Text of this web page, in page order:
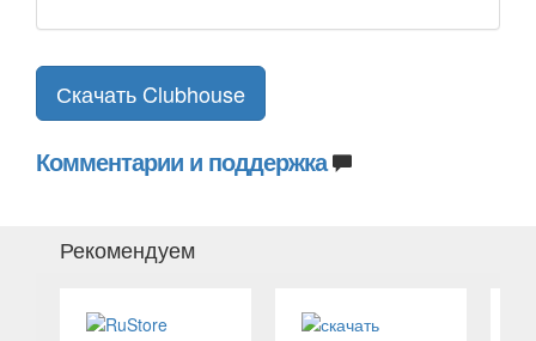
Скачать Clubhouse
Комментарии и поддержка
Рекомендуем